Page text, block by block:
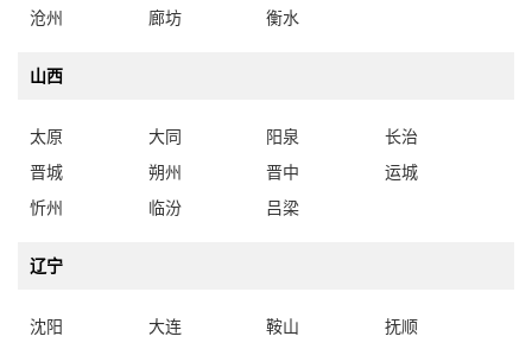
沧州
廊坊 衡水
山西
太原 大同 阳泉
长治
晋城
朔州 晋中
运城
忻州
临汾 吕梁
辽宁
沈阳 大连 鞍山
抚顺